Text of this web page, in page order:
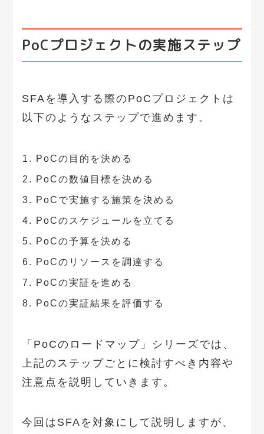
PoCプロジェクトの実施ステップ
SFAを導入する際のPoCプロジェクトは
以下のようなステップで進めます。
PoCの目的を決める
PoCの数値目標を決める
PoCで実施する施策を決める
PoCのスケジュールを立てる
PoCの予算を決める
PoCのリソースを調達する
PoCの実証を進める
PoCの実証結果を評価する
「PoCのロードマップ」シリーズでは、
上記のステップごとに検討すべき内容や
注意点を説明していきます。
今回はSFAを対象にして説明しますが、